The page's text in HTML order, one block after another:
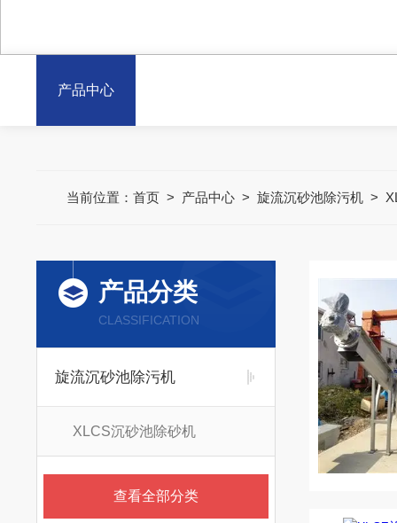
产品中心
当前位置： 首页> 产品中心> 旋流沉砂池除污机>
产品分类
CLASSIFICATION
旋流沉砂池除污机
XLCS沉砂池除砂机
查看全部分类